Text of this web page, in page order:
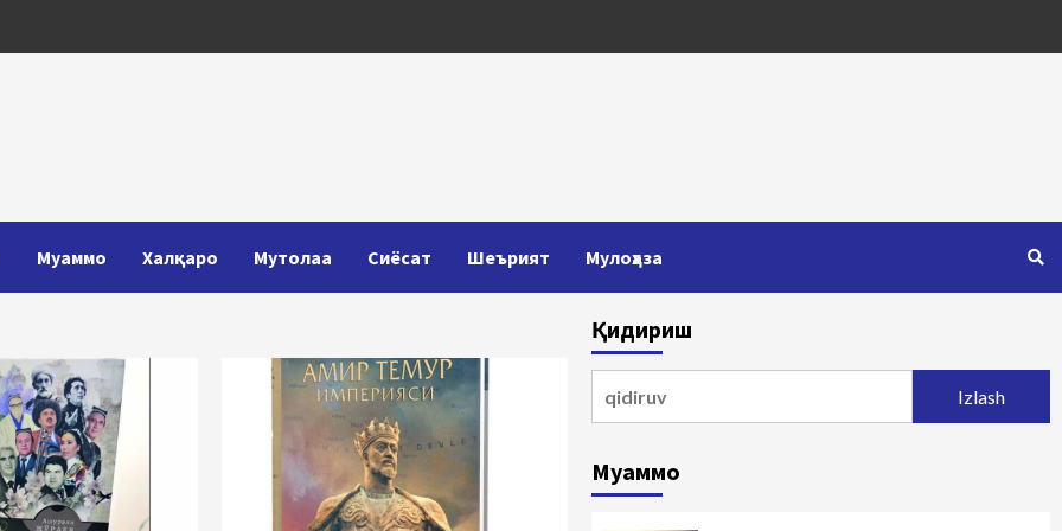
Муаммо Халқаро Мутолаа Сиёсат Шеърият Мулоҳаза
Қидириш
Муаммо